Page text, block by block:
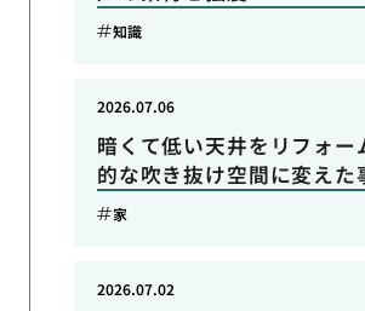
知識
暗くて低い天井をリフォー
的な吹き抜け空間に変えた
2026.07.06
家
2026.07.02